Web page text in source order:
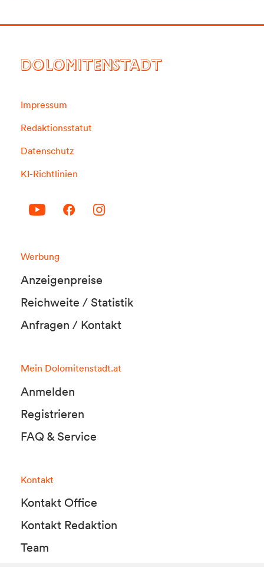
DOLOMITENSTADT
Impressum
Redaktionsstatut
Datenschutz
KI-Richtlinien
Werbung
Anzeigenpreise
Reichweite / Statistik
Anfragen / Kontakt
Mein Dolomitenstadt.at
Anmelden
Registrieren
FAQ & Service
Kontakt
Kontakt Office
Kontakt Redaktion
Team